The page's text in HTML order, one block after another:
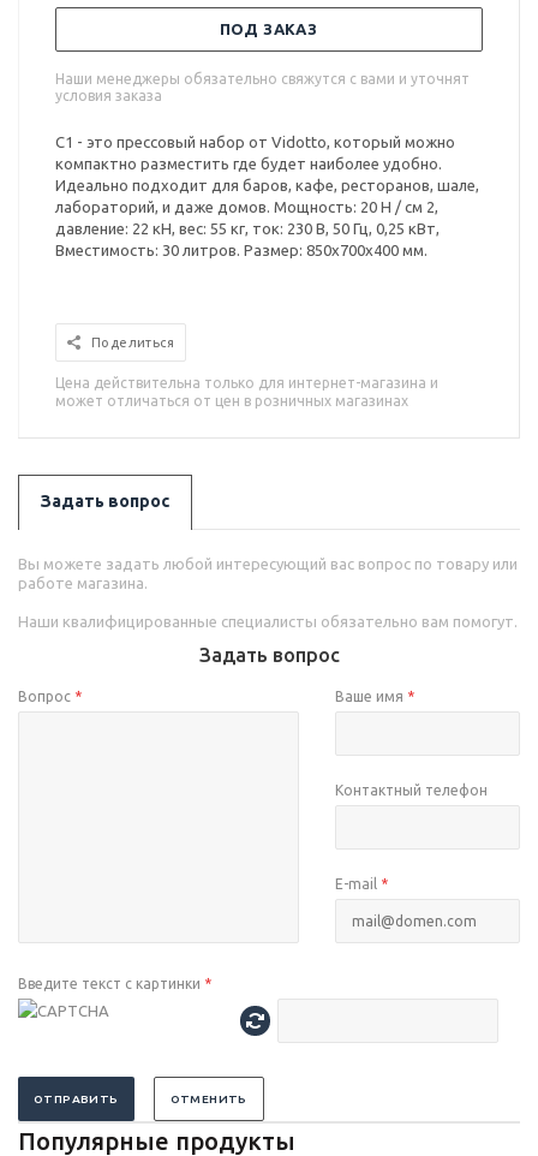
ПОД ЗАКАЗ
Наши менеджеры обязательно свяжутся с вами и уточнят
условия заказа
C1 - это прессовый набор от Vidotto, который можно
компактно разместить где будет наиболее удобно.
Идеально подходит для баров, кафе, ресторанов, шале,
лабораторий, и даже домов. Мощность: 20 Н / см 2,
давление: 22 кН, вес: 55 кг, ток: 230 В, 50 Гц, 0,25 кВт,
Вместимость: 30 литров. Размер: 850x700x400 мм.
Поделиться
Цена действительна только для интернет-магазина и
может отличаться от цен в розничных магазинах
Задать вопрос
Вы можете задать любой интересующий вас вопрос по товару или
работе магазина.
Наши квалифицированные специалисты обязательно вам помогут.
Задать вопрос
Вопрос * Ваше имя *
Контактный телефон
E-mail *
Введите текст с картинки *
ОТПРАВИТЬ ОТМЕНИТЬ
Популярные продукты